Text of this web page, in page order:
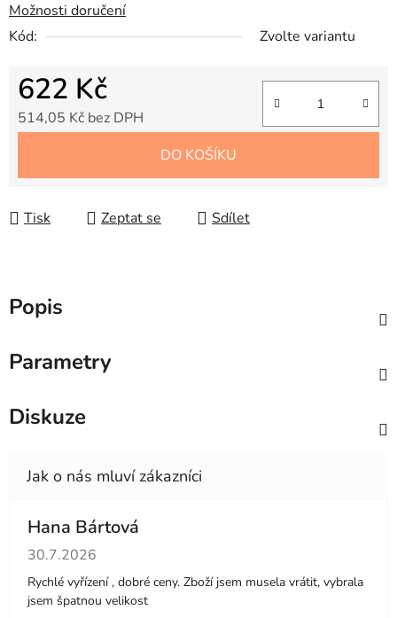
Možnosti doručení
Kód:
Zvolte variantu
622 Kč
514,05 Kč bez DPH
DO KOŠÍKU
Tisk Zeptat se Sdílet
Popis
Parametry
Diskuze
Hana Bártová
Hodnocení obchodu je 4 z 5 hvězdiček.
30.7.2026
Rychlé vyřízení , dobré ceny. Zboží jsem musela vrátit, vybrala
jsem špatnou velikost